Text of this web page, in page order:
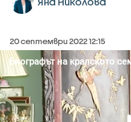
20 септември 2022 12:15